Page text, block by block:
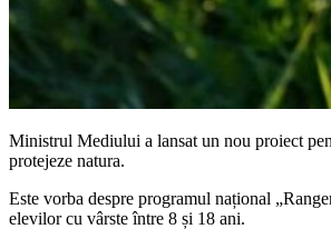
Ministrul Mediului a lansat un nou proiect
protejeze natura.
Este vorba despre programul național
elevilor cu vârste între 8 și 18 ani.